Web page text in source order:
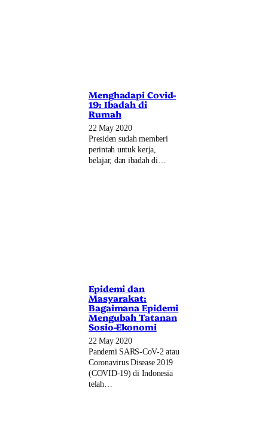
Menghadapi Covid-
19: Ibadah di
Rumah
22 May 2020
Presiden sudah memberi
perintah untuk kerja,
belajar, dan ibadah di…
Epidemi dan
Masyarakat:
Bagaimana Epidemi
Mengubah Tatanan
Sosio-Ekonomi
22 May 2020
Pandemi SARS-CoV-2 atau
Coronavirus Disease 2019
(COVID-19) di Indonesia
telah…